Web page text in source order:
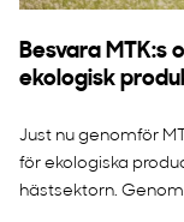
Besvara MTK:s
ekologisk
Just nu genomför
för ekologiska
hästsektorn.